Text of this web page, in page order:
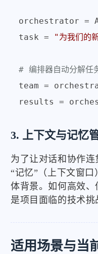
orchestrator =
task =
"为我们的
# 编排器自动分解任
team =
3. 上下文与记忆
为了让对话和协作
“记忆”（上下文窗
体背景。如何高效、
是项目面临的技术挑
适用场景与当